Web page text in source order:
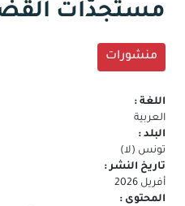
مستجدّات
منشورات
اللغة :
العربية
البلد :
تونس (لا)
تاريخ النشر :
أفريل 2026
المحتوى :